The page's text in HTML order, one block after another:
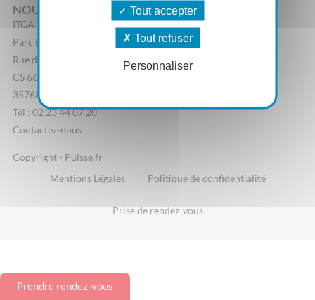
NOUS CONTACTER
ITGA
Parc Edonia, Bâtiment R
Rue de la Terre Adélie
CS 66862
35768 Saint-Grégoire Cedex
Tél : 02 23 44 07 20
Contactez-nous
Copyright - Pulsse.fr
Mentions Légales
Politique de confidentialité
Prise de rendez-vous
Prendre rendez-vous
Tout accepter
Tout refuser
Personnaliser